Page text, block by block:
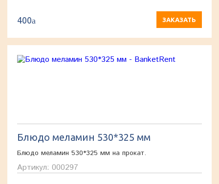
400a ЗАКАЗАТЬ
Блюдо меламин 530*325 мм
Блюдо меламин 530*325 мм на прокат.
Артикул: 000297